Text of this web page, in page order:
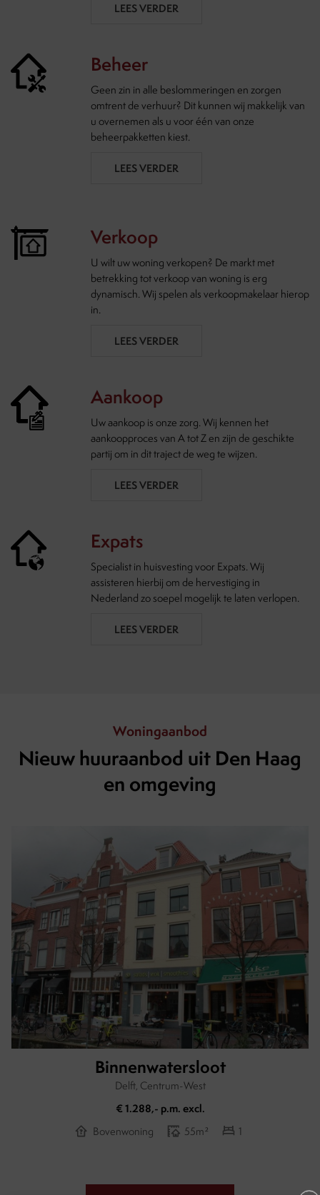
LEES VERDER
Beheer
Geen zin in alle beslommeringen en zorgen
omtrent de verhuur? Dit kunnen wij makkelijk van
u overnemen als u voor één van onze
beheerpakketten kiest.
LEES VERDER
Verkoop
U wilt uw woning verkopen? De markt met
betrekking tot verkoop van woning is erg
dynamisch. Wij spelen als verkoopmakelaar hierop
in.
LEES VERDER
Aankoop
Uw aankoop is onze zorg. Wij kennen het
aankoopproces van A tot Z en zijn de geschikte
partij om in dit traject de weg te wijzen.
LEES VERDER
Expats
Specialist in huisvesting voor Expats. Wij
assisteren hierbij om de hervestiging in
Nederland zo soepel mogelijk te laten verlopen.
LEES VERDER
Woningaanbod
Nieuw huuraanbod uit Den Haag
en omgeving
Binnenwatersloot
Delft, Centrum-West
€ 1.288,- p.m. excl.
Bovenwoning
55m² 1